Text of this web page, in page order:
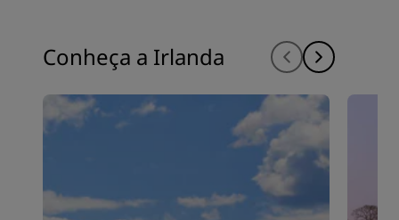
Conheça a Irlanda